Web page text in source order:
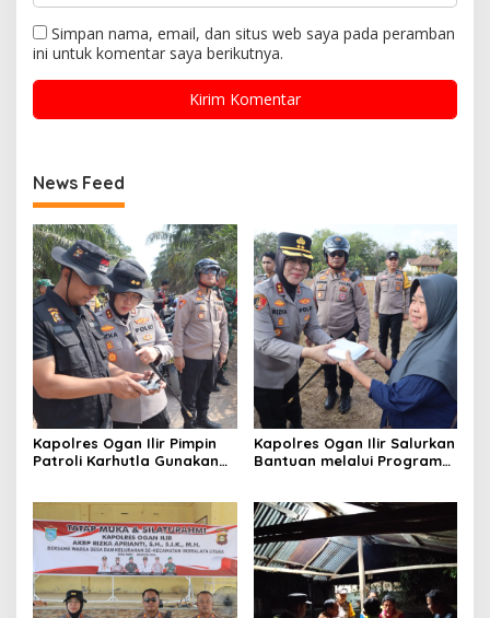
Simpan nama, email, dan situs web saya pada peramban
ini untuk komentar saya berikutnya.
News Feed
Kapolres Ogan Ilir Pimpin
Patroli Karhutla Gunakan
Hadapi Musim Kemarau
Kapolres Ogan Ilir Salurkan
Bantuan melalui Program
Masyarakat Desa Parit